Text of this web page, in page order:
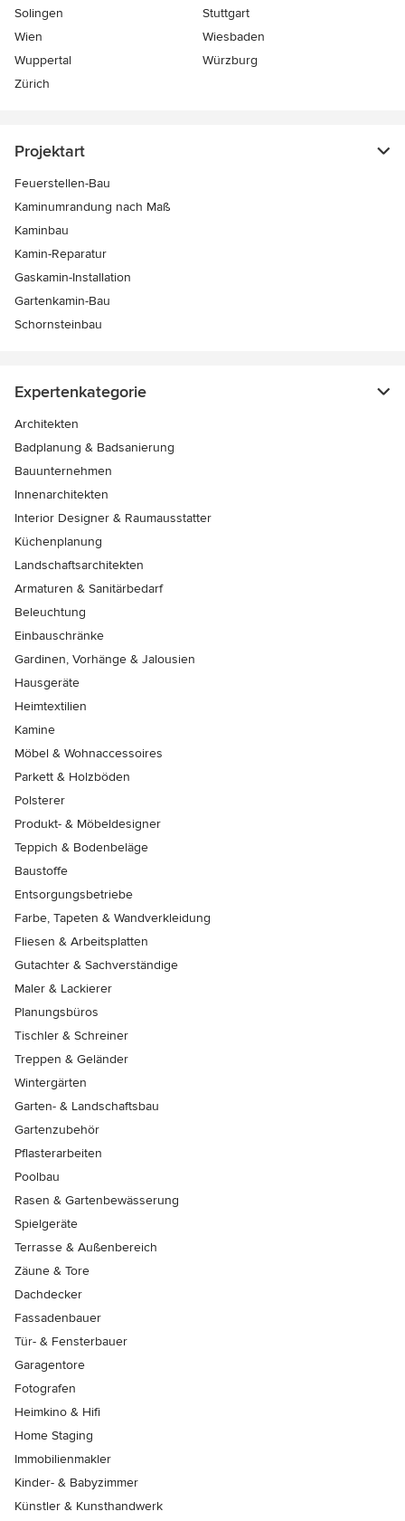
Solingen
Stuttgart
Wien
Wiesbaden
Wuppertal
Würzburg
Zürich
Projektart
Feuerstellen-Bau
Kaminumrandung nach Maß
Kaminbau
Kamin-Reparatur
Gaskamin-Installation
Gartenkamin-Bau
Schornsteinbau
Expertenkategorie
Architekten
Badplanung & Badsanierung
Bauunternehmen
Innenarchitekten
Interior Designer & Raumausstatter
Küchenplanung
Landschaftsarchitekten
Armaturen & Sanitärbedarf
Beleuchtung
Einbauschränke
Gardinen, Vorhänge & Jalousien
Hausgeräte
Heimtextilien
Kamine
Möbel & Wohnaccessoires
Parkett & Holzböden
Polsterer
Produkt- & Möbeldesigner
Teppich & Bodenbeläge
Baustoffe
Entsorgungsbetriebe
Farbe, Tapeten & Wandverkleidung
Fliesen & Arbeitsplatten
Gutachter & Sachverständige
Maler & Lackierer
Planungsbüros
Tischler & Schreiner
Treppen & Geländer
Wintergärten
Garten- & Landschaftsbau
Gartenzubehör
Pflasterarbeiten
Poolbau
Rasen & Gartenbewässerung
Spielgeräte
Terrasse & Außenbereich
Zäune & Tore
Dachdecker
Fassadenbauer
Tür- & Fensterbauer
Garagentore
Fotografen
Heimkino & Hifi
Home Staging
Immobilienmakler
Kinder- & Babyzimmer
Künstler & Kunsthandwerk